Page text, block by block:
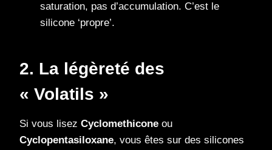
saturation, pas d’accumulation. C’est le
silicone ‘propre’.
2. La légèreté des
« Volatils »
Si vous lisez Cyclomethicone ou
Cyclopentasiloxane, vous êtes sur des silicones